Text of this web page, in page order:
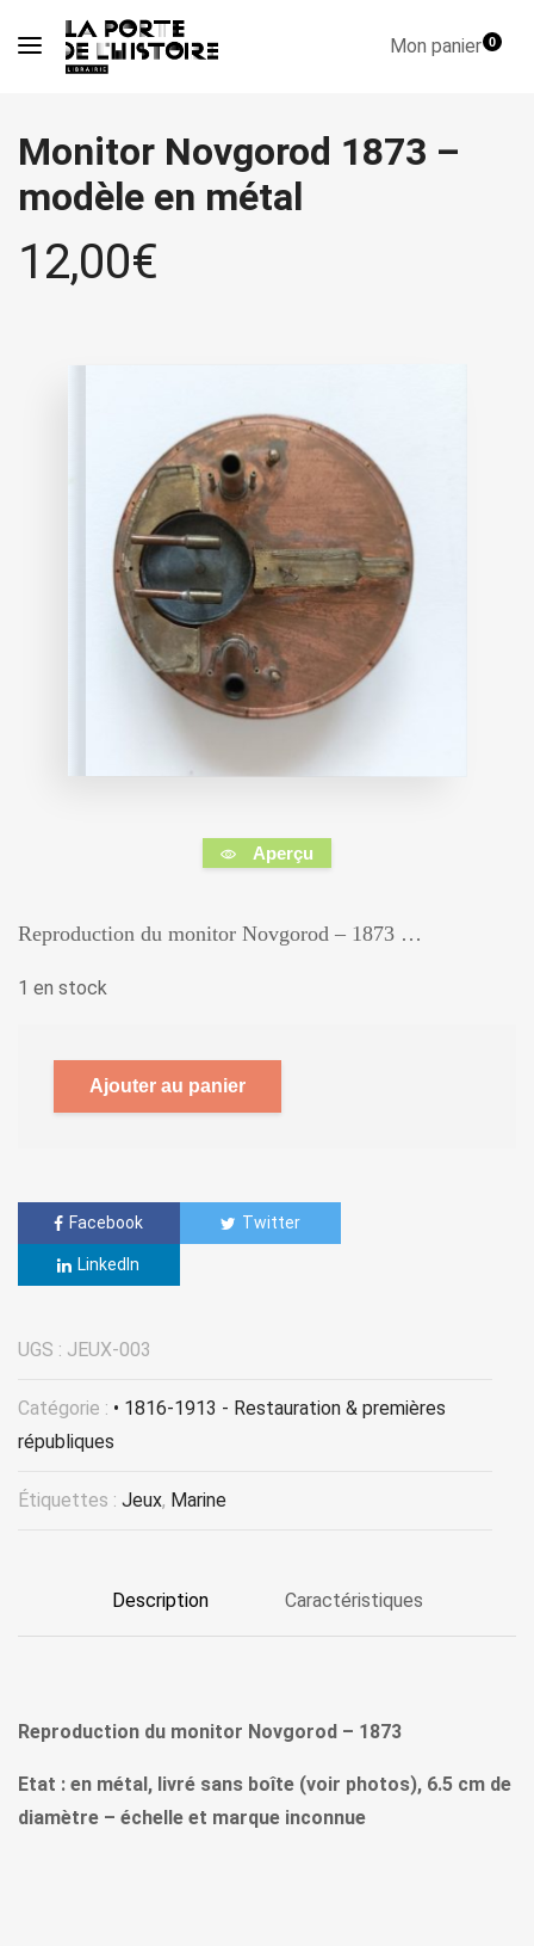
Mon panier0
Monitor Novgorod 1873 –
modèle en métal
12,00€
Aperçu
Reproduction du monitor Novgorod – 1873 …
1 en stock
Ajouter au panier
Facebook Twitter
LinkedIn
UGS : JEUX-003
Catégorie : • 1816-1913 - Restauration & premières
républiques
Étiquettes : Jeux, Marine
Description Caractéristiques
Reproduction du monitor Novgorod – 1873
Etat : en métal, livré sans boîte (voir photos), 6.5 cm de
diamètre – échelle et marque inconnue